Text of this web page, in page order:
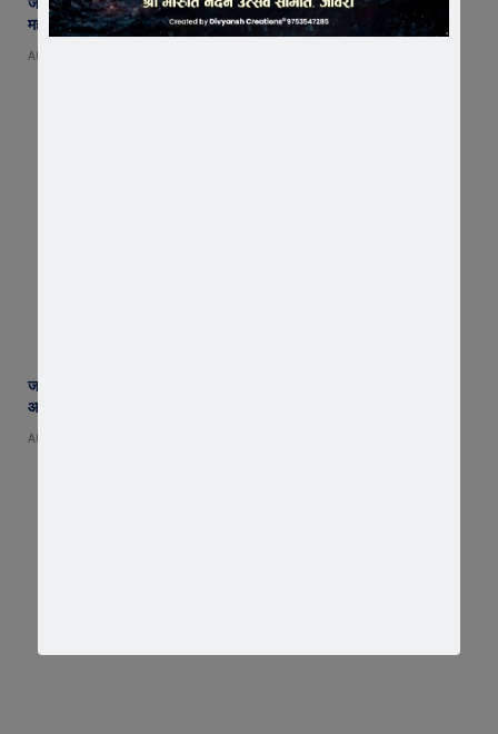
जावरा में बनेगा आस्था का नया केंद्र! आनंदी हनुमान मुक्तिधाम में स्थापित होगी भव्य
महादेव प्रतिमा
AUGUST 8, 2026
जावरा सिविल हॉस्पिटल में कमाल! 70 वर्षीय महिला के कूल्हे का सफल ऑपरेशन,
आयुष्मान से इलाज हुआ नि:शुल्क
AUGUST 8, 2026